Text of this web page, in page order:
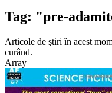
Tag: "pre-
Articole de ştiri în acest
curând.
Array